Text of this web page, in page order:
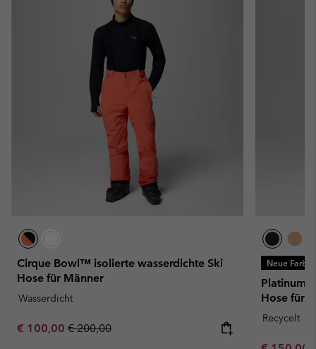
Cirque Bowl™ isolierte wasserdichte Ski
Hose für Männer
Wasserdicht
Sale price:
€ 100,00 Regular price:
€ 200,00
Neue
Platinum
Hose für
Recycelt